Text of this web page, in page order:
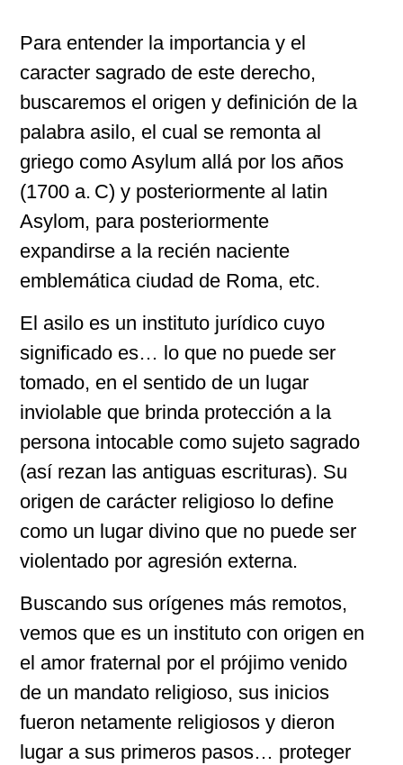
Para entender la importancia y el
caracter sagrado de este derecho,
buscaremos el origen y definición de la
palabra asilo, el cual se remonta al
griego como Asylum allá por los años
(1700 a. C) y posteriormente al latin
Asylom, para posteriormente
expandirse a la recién naciente
emblemática ciudad de Roma, etc.
El asilo es un instituto jurídico cuyo
significado es… lo que no puede ser
tomado, en el sentido de un lugar
inviolable que brinda protección a la
persona intocable como sujeto sagrado
(así rezan las antiguas escrituras). Su
origen de carácter religioso lo define
como un lugar divino que no puede ser
violentado por agresión externa.
Buscando sus orígenes más remotos,
vemos que es un instituto con origen en
el amor fraternal por el prójimo venido
de un mandato religioso, sus inicios
fueron netamente religiosos y dieron
lugar a sus primeros pasos… proteger